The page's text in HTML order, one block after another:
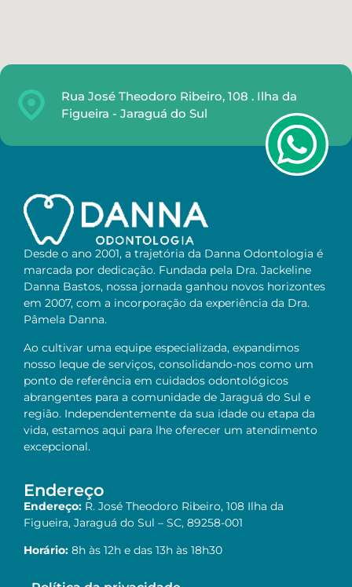
Rua José Theodoro Ribeiro, 108 . Ilha da
Figueira - Jaraguá do Sul
Desde o ano 2001, a trajetória da Danna Odontologia é
marcada por dedicação. Fundada pela Dra. Jackeline
Danna Bastos, nossa jornada ganhou novos horizontes
em 2007, com a incorporação da experiência da Dra.
Pâmela Danna.
Ao cultivar uma equipe especializada, expandimos
nosso leque de serviços, consolidando-nos como um
ponto de referência em cuidados odontológicos
abrangentes para a comunidade de Jaraguá do Sul e
região. Independentemente da sua idade ou etapa da
vida, estamos aqui para lhe oferecer um atendimento
excepcional.
Endereço
Endereço: R. José Theodoro Ribeiro, 108 Ilha da
Figueira, Jaraguá do Sul – SC, 89258-001
Horário: 8h às 12h e das 13h às 18h30